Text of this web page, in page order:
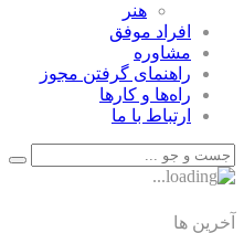
هنر
افراد موفق
مشاوره
راهنمای گرفتن مجوز
راه‌ها و كارها
ارتباط با ما
آخرین ها